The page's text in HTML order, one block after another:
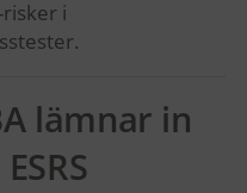
i
lämnar in